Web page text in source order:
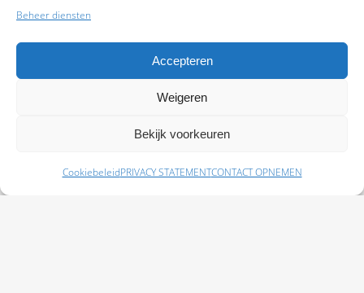
Beheer diensten
Accepteren
Weigeren
Bekijk voorkeuren
CookiebeleidPRIVACY STATEMENTCONTACT OPNEMEN
Schade melden Afspraak maken Polissen